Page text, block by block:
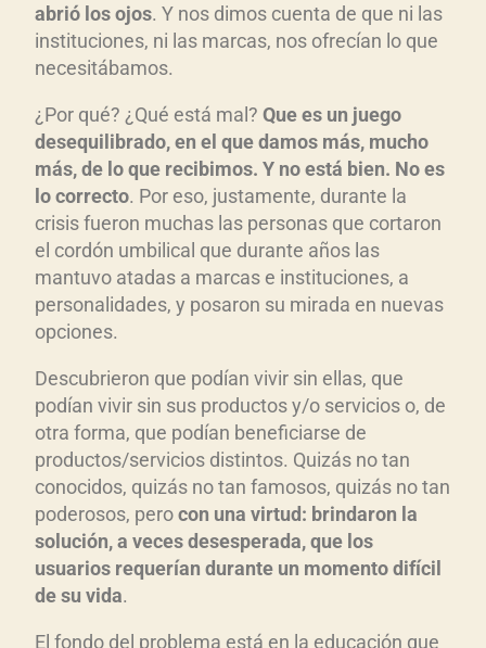
abrió los ojos. Y nos dimos cuenta de que ni las
instituciones, ni las marcas, nos ofrecían lo que
necesitábamos.
¿Por qué? ¿Qué está mal? Que es un juego
desequilibrado, en el que damos más, mucho
más, de lo que recibimos. Y no está bien. No es
lo correcto. Por eso, justamente, durante la
crisis fueron muchas las personas que cortaron
el cordón umbilical que durante años las
mantuvo atadas a marcas e instituciones, a
personalidades, y posaron su mirada en nuevas
opciones.
Descubrieron que podían vivir sin ellas, que
podían vivir sin sus productos y/o servicios o, de
otra forma, que podían beneficiarse de
productos/servicios distintos. Quizás no tan
conocidos, quizás no tan famosos, quizás no tan
poderosos, perocon una virtud: brindaron la
solución, a veces desesperada, que los
usuarios requerían durante un momento difícil
de su vida.
El fondo del problema está en la educación que